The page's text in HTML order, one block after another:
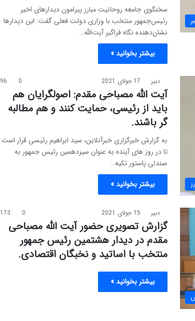
سخنگوی جامعه روحانیت مبارز پیرامون دیدارهای اخیر
رئیس‌جمهور منتخب با وزاری دولت فعلی گفت: این دیدارها
نشان‌دهنده نگاه فراگیر آیت‌الله…
بیشتر بخوانید »
دبیر 17 جولای 2021 0
96
آیت الله مصباحی مقدم: اصولگرایان هم
باید از رئیسی، حمایت کنند و هم مطالبه
گر باشند.
به گزارش خبرگزاری خبرآنلاین، سید ابراهیم رئیسی قرار است
تا در روز های آینده به عنوان سیزدهمین رئیس جمهور به
صندلی پاستور تکیه…
بیشتر بخوانید »
دبیر 15 جولای 2021 0
173
گزارش تصویری حضور آیت الله مصباحی
مقدم در دیدار هشتمین رئیس جمهور
منتخب با اساتید و نخبگان اقتصادی.
بیشتر بخوانید »